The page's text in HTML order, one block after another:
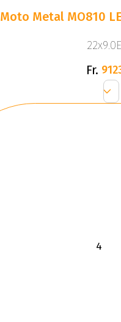
Moto Metal MO810
Fr.